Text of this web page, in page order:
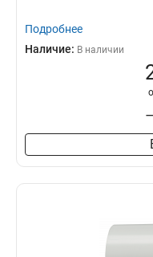
Подробнее
Наличие: В наличии
–